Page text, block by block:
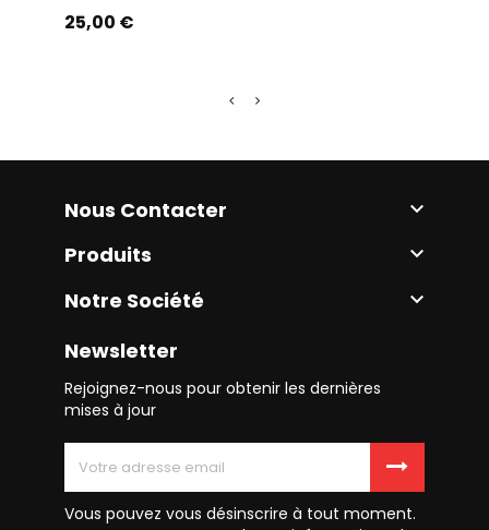
Prix
25,00 €
Nous Contacter 
Produits 
Notre Société 
Newsletter
Rejoignez-nous pour obtenir les dernières
mises à jour
Vous pouvez vous désinscrire à tout moment.